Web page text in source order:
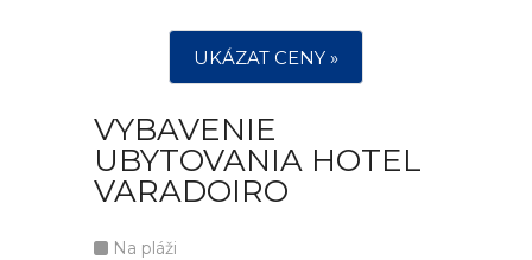
UKÁZAT CENY »
VYBAVENIE
UBYTOVANIA HOTEL
VARADOIRO
Na pláži